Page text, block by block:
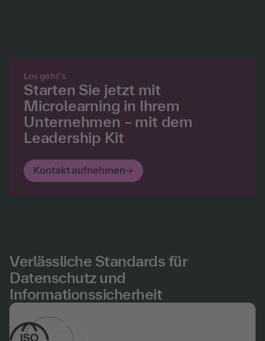
Los geht’s
Starten Sie jetzt mit
Microlearning in Ihrem
Unternehmen – mit dem
Leadership Kit
Kontakt aufnehmen
Verlässliche Standards für
Datenschutz und
Informationssicherheit